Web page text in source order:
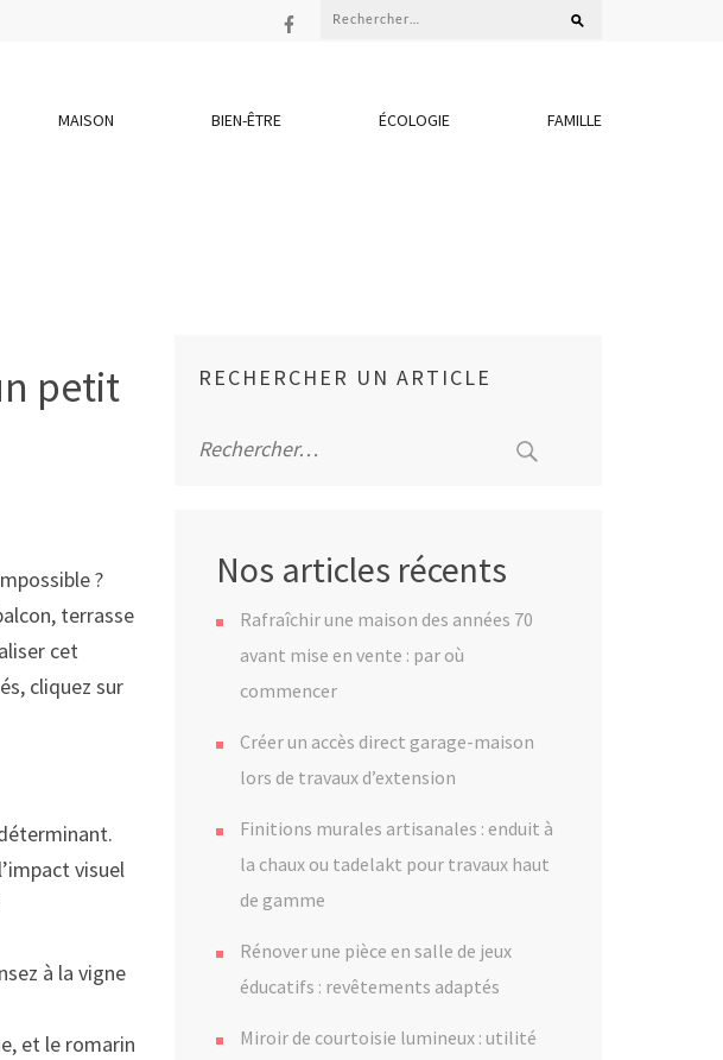
Rechercher :
MAISON BIEN-ÊTRE ÉCOLOGIE FAMILLE
petit
?
terrasse
cet
cliquez sur
visuel
à la vigne
et le romarin
RECHERCHER UN ARTICLE
Nos articles récents
Rafraîchir une maison des années 70
avant mise en vente : par où
commencer
Créer un accès direct garage-maison
lors de travaux d’extension
Finitions murales artisanales : enduit à
la chaux ou tadelakt pour travaux haut
de gamme
Rénover une pièce en salle de jeux
éducatifs : revêtements adaptés
Miroir de courtoisie lumineux : utilité